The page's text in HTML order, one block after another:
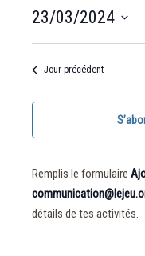
2024
23/03/2024
date.
Jour précédent
Remplis le formulaire
détails de tes activités.